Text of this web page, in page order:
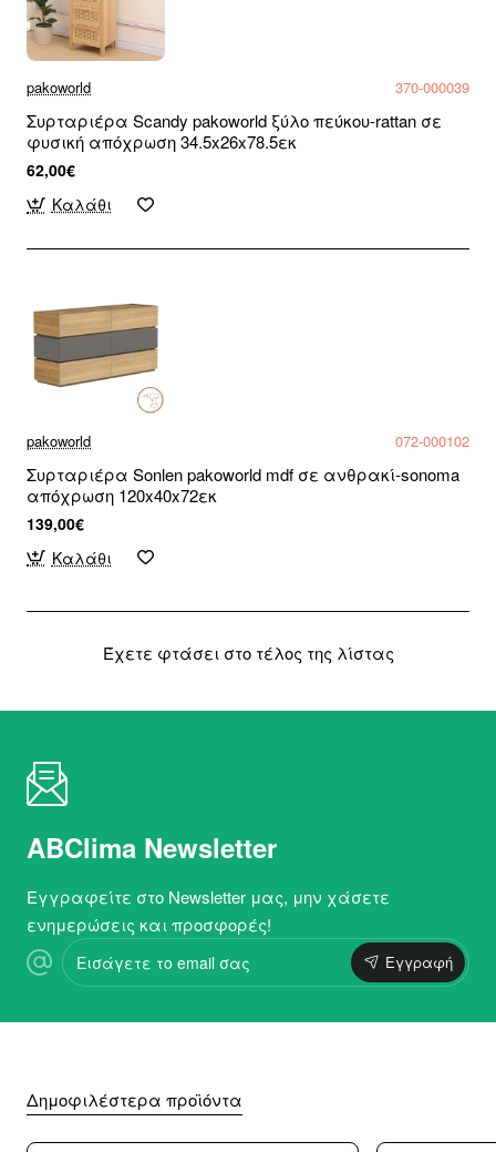
pakoworld 370-000039
Συρταριέρα Scandy pakoworld ξύλο πεύκου-rattan σε
φυσική απόχρωση 34.5x26x78.5εκ
62,00€
Καλάθι
pakoworld 072-000102
Συρταριέρα Sonlen pakoworld mdf σε ανθρακί-sonoma
απόχρωση 120x40x72εκ
139,00€
Καλάθι
Έχετε φτάσει στο τέλος της λίστας
ABClima Newsletter
Εγγραφείτε στο Newsletter μας, μην χάσετε
ενημερώσεις και προσφορές!
Εισάγετε
το
email
Εγγραφή
Δημοφιλέστερα προϊόντα